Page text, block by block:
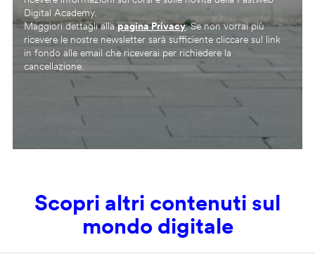
Digital Academy.
Maggiori dettagli allapagina Privacy. Se non vorrai più
ricevere le nostre newsletter sarà sufficiente cliccare sul link
in fondo alle email che riceverai per richiedere la
cancellazione.
Scopri altri contenuti sul
mondo digitale